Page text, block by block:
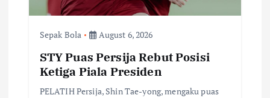
Sepak Bola August 6, 2026
STY Puas Persija Rebut Posisi
Ketiga Piala Presiden
PELATIH Persija, Shin Tae-yong, mengaku puas